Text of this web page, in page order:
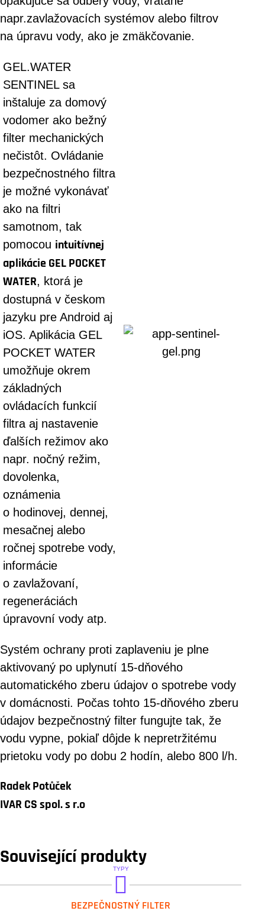
napr.zavlažovacích systémov alebo filtrov
na úpravu vody, ako je zmäkčovanie.
GEL.WATER
SENTINEL sa
inštaluje za domový
vodomer ako bežný
filter mechanických
nečistôt. Ovládanie
bezpečnostného filtra
je možné vykonávať
ako na filtri
samotnom, tak
pomocou intuitívnej
aplikácie GEL POCKET
WATER, ktorá je
dostupná v českom
jazyku pre Android aj
iOS. Aplikácia GEL
POCKET WATER
umožňuje okrem
základných
ovládacích funkcií
filtra aj nastavenie
ďalších režimov ako
napr. nočný režim,
dovolenka,
oznámenia
o hodinovej, dennej,
mesačnej alebo
ročnej spotrebe vody,
informácie
o zavlažovaní,
regeneráciách
úpravovní vody atp.
Systém ochrany proti zaplaveniu je plne
aktivovaný po uplynutí 15-dňového
automatického zberu údajov o spotrebe vody
v domácnosti. Počas tohto 15-dňového zberu
údajov bezpečnostný filter fungujte tak, že
vodu vypne, pokiaľ dôjde k nepretržitému
prietoku vody po dobu 2 hodín, alebo 800 l/h.
Radek Potůček
IVAR CS spol. s r.o
Související produkty
TYPY
BEZPEČNOSTNÝ FILTER